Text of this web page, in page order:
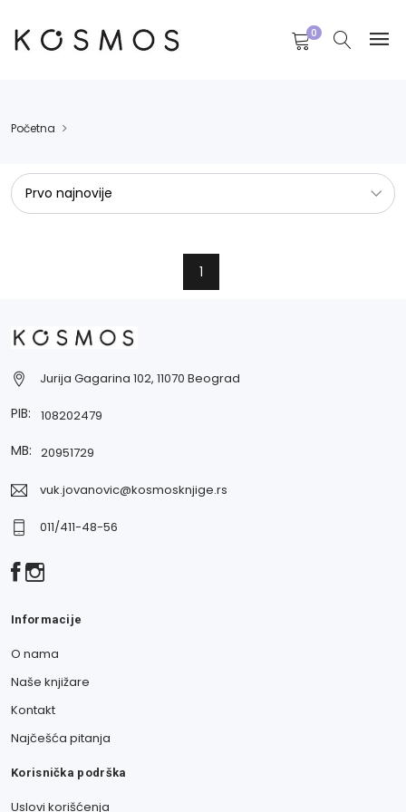
0
Početna
1
Jurija Gagarina 102, 11070 Beograd
PIB: 108202479
MB: 20951729
vuk.jovanovic@kosmosknjige.rs
011/411-48-56
Informacije
O nama
Naše knjižare
Kontakt
Najčešća pitanja
Korisnička podrška
Uslovi korišćenja